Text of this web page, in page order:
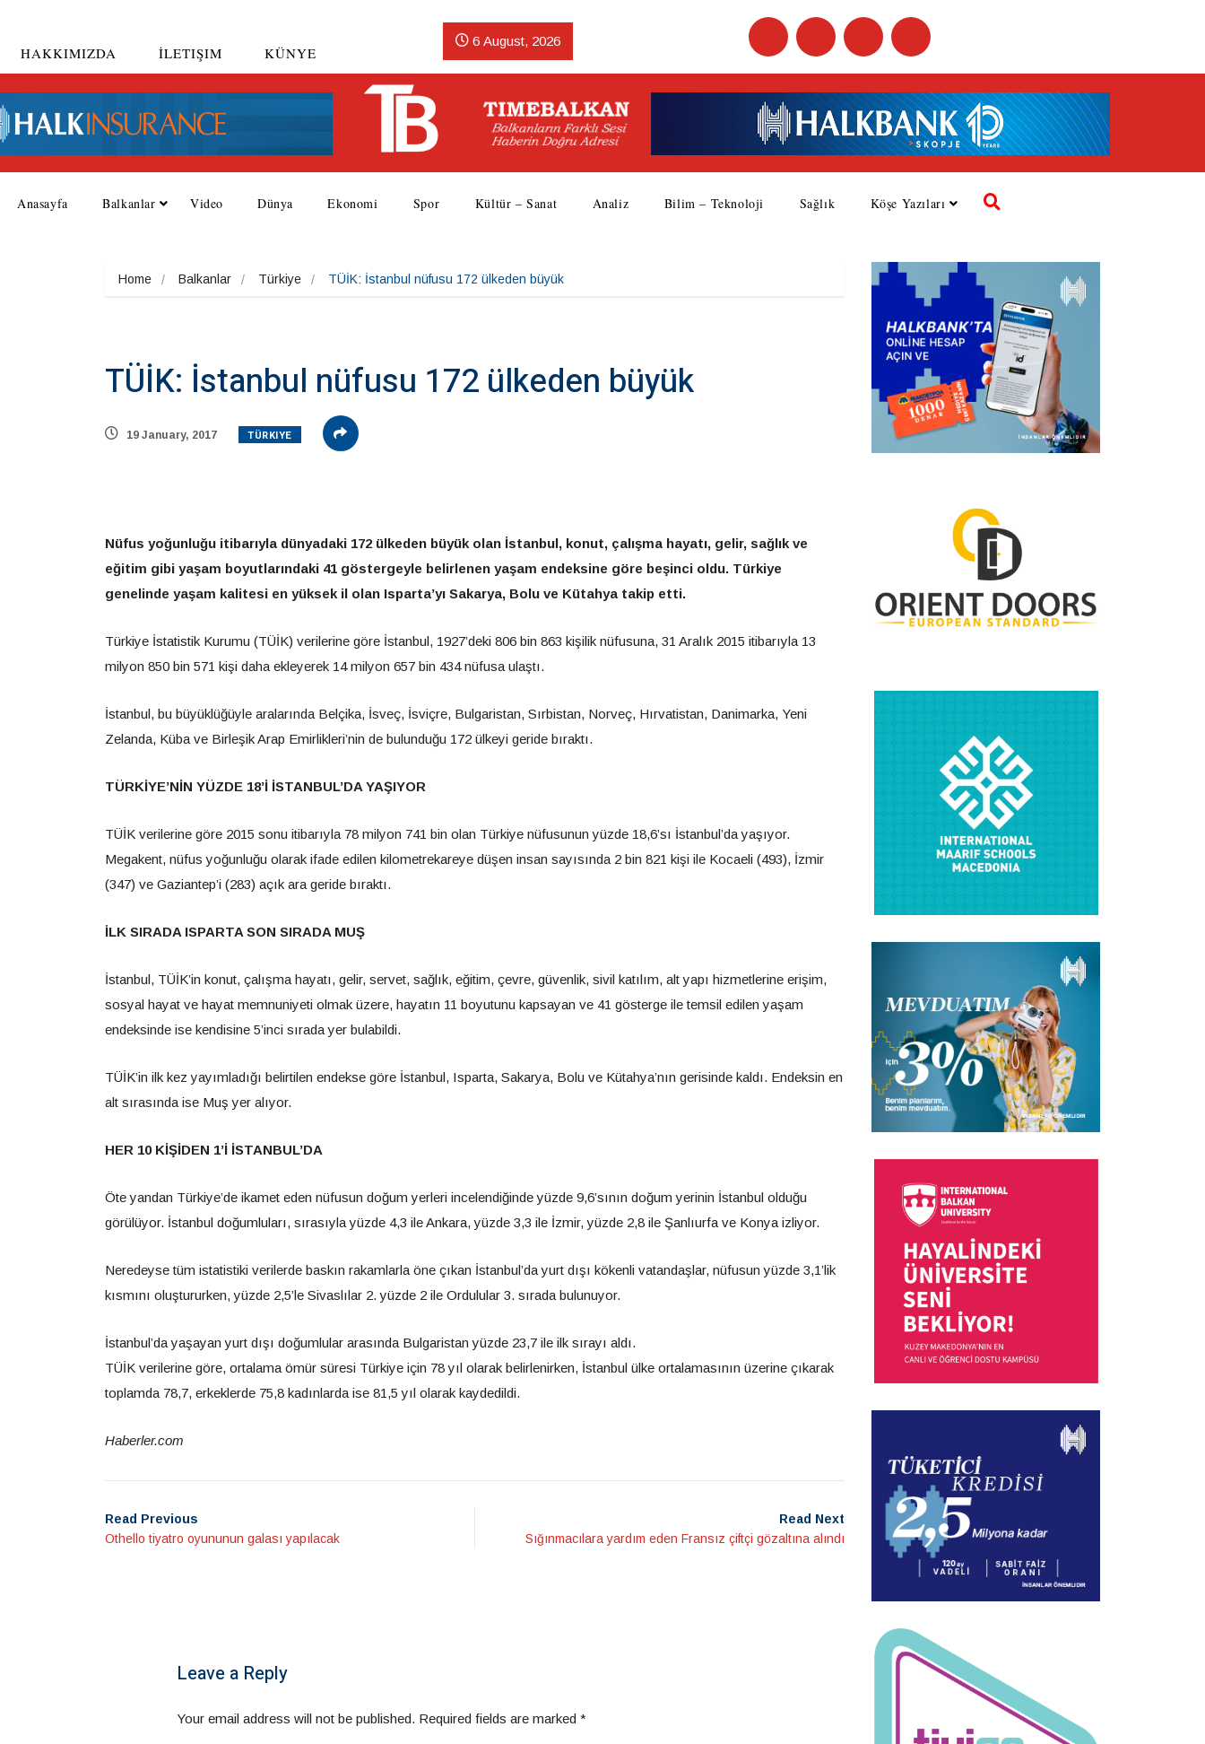
HAKKIMIZDA İLETIŞIM KÜNYE
6 August, 2026
Anasayfa Balkanlar Video Dünya Ekonomi Spor Kültür – Sanat Analiz Bilim – Teknoloji Sağlık Köşe Yazıları
Home Balkanlar Türkiye TÜİK: İstanbul nüfusu 172 ülkeden büyük
TÜİK: İstanbul nüfusu 172 ülkeden büyük
19 January, 2017 TÜRKIYE
Nüfus yoğunluğu itibarıyla dünyadaki 172 ülkeden büyük olan İstanbul, konut, çalışma hayatı, gelir, sağlık ve
eğitim gibi yaşam boyutlarındaki 41 göstergeyle belirlenen yaşam endeksine göre beşinci oldu. Türkiye
genelinde yaşam kalitesi en yüksek il olan Isparta’yı Sakarya, Bolu ve Kütahya takip etti.
Türkiye İstatistik Kurumu (TÜİK) verilerine göre İstanbul, 1927’deki 806 bin 863 kişilik nüfusuna, 31 Aralık 2015 itibarıyla 13
milyon 850 bin 571 kişi daha ekleyerek 14 milyon 657 bin 434 nüfusa ulaştı.
İstanbul, bu büyüklüğüyle aralarında Belçika, İsveç, İsviçre, Bulgaristan, Sırbistan, Norveç, Hırvatistan, Danimarka, Yeni
Zelanda, Küba ve Birleşik Arap Emirlikleri’nin de bulunduğu 172 ülkeyi geride bıraktı.
TÜRKİYE’NİN YÜZDE 18’İ İSTANBUL’DA YAŞIYOR
TÜİK verilerine göre 2015 sonu itibarıyla 78 milyon 741 bin olan Türkiye nüfusunun yüzde 18,6’sı İstanbul’da yaşıyor.
Megakent, nüfus yoğunluğu olarak ifade edilen kilometrekareye düşen insan sayısında 2 bin 821 kişi ile Kocaeli (493), İzmir
(347) ve Gaziantep’i (283) açık ara geride bıraktı.
İLK SIRADA ISPARTA SON SIRADA MUŞ
İstanbul, TÜİK’in konut, çalışma hayatı, gelir, servet, sağlık, eğitim, çevre, güvenlik, sivil katılım, alt yapı hizmetlerine erişim,
sosyal hayat ve hayat memnuniyeti olmak üzere, hayatın 11 boyutunu kapsayan ve 41 gösterge ile temsil edilen yaşam
endeksinde ise kendisine 5’inci sırada yer bulabildi.
TÜİK’in ilk kez yayımladığı belirtilen endekse göre İstanbul, Isparta, Sakarya, Bolu ve Kütahya’nın gerisinde kaldı. Endeksin en
alt sırasında ise Muş yer alıyor.
HER 10 KİŞİDEN 1’İ İSTANBUL’DA
Öte yandan Türkiye’de ikamet eden nüfusun doğum yerleri incelendiğinde yüzde 9,6’sının doğum yerinin İstanbul olduğu
görülüyor. İstanbul doğumluları, sırasıyla yüzde 4,3 ile Ankara, yüzde 3,3 ile İzmir, yüzde 2,8 ile Şanlıurfa ve Konya izliyor.
Neredeyse tüm istatistiki verilerde baskın rakamlarla öne çıkan İstanbul’da yurt dışı kökenli vatandaşlar, nüfusun yüzde 3,1’lik
kısmını oluştururken, yüzde 2,5’le Sivaslılar 2. yüzde 2 ile Ordulular 3. sırada bulunuyor.
İstanbul’da yaşayan yurt dışı doğumlular arasında Bulgaristan yüzde 23,7 ile ilk sırayı aldı.
TÜİK verilerine göre, ortalama ömür süresi Türkiye için 78 yıl olarak belirlenirken, İstanbul ülke ortalamasının üzerine çıkarak
toplamda 78,7, erkeklerde 75,8 kadınlarda ise 81,5 yıl olarak kaydedildi.
Haberler.com
Read Previous
Othello tiyatro oyununun galası yapılacak
Read Next
Sığınmacılara yardım eden Fransız çiftçi gözaltına alındı
Leave a Reply
Your email address will not be published. Required fields are marked *